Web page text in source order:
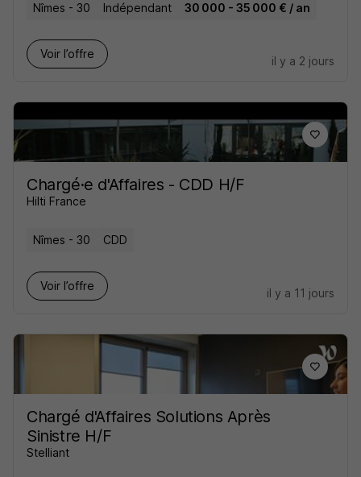
Nîmes - 30 Indépendant 30 000 - 35 000 € / an
Voir l’offre
il y a 2 jours
Chargé·e d'Affaires - CDD H/F
Hilti France
Nîmes - 30 CDD
Voir l’offre
il y a 11 jours
Chargé d'Affaires Solutions Après
Sinistre H/F
Stelliant